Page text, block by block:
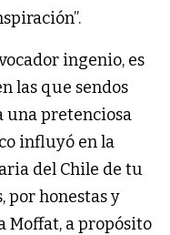
ingenio, es
las que sendos
una pretenciosa
influyó en la
del Chile de tu
por honestas y
Moffat, a propósito